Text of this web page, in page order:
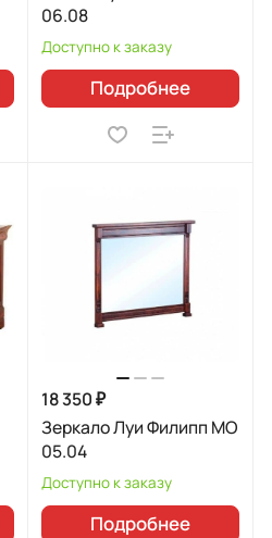
06.08
Доступно к заказу
Подробнее
18 350 ₽
Зеркало Луи Филипп МО
05.04
Доступно к заказу
Подробнее